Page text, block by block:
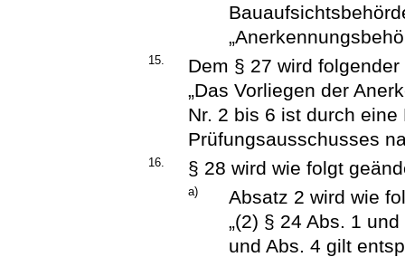
15.
Dem § 27 wird
„Das Vorliegen der
Nr. 2 bis 6 ist durch
Prüfungsausschusses
16. § 28 wird wie folgt
a)
Absatz 2 wird wie
„(2) § 24 Abs. 1
und Abs. 4 gilt